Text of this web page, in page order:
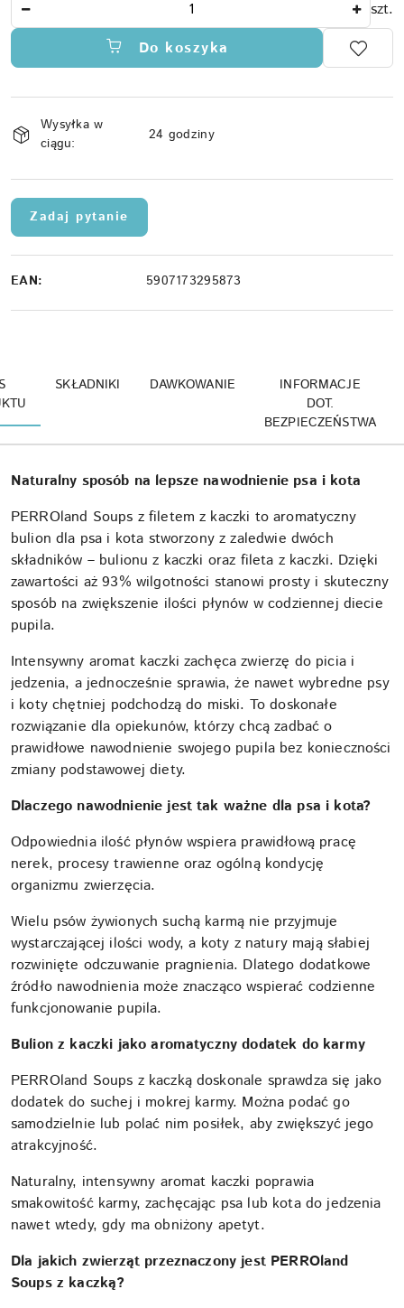
szt.
Do koszyka
i
dostawa
Wysyłka w
ciągu:
24 godziny
Zadaj pytanie
EAN: 5907173295873
SKŁADNIKI DAWKOWANIE
INFORMACJE
DOT.
BEZPIECZEŃSTWA
Naturalny sposób na lepsze nawodnienie psa i kota
PERROland Soups z filetem z kaczki to aromatyczny
bulion dla psa i kota stworzony z zaledwie dwóch
składników – bulionu z kaczki oraz fileta z kaczki. Dzięki
zawartości aż 93% wilgotności stanowi prosty i skuteczny
sposób na zwiększenie ilości płynów w codziennej diecie
pupila.
Intensywny aromat kaczki zachęca zwierzę do picia i
jedzenia, a jednocześnie sprawia, że nawet wybredne psy
i koty chętniej podchodzą do miski. To doskonałe
rozwiązanie dla opiekunów, którzy chcą zadbać o
prawidłowe nawodnienie swojego pupila bez konieczności
zmiany podstawowej diety.
Dlaczego nawodnienie jest tak ważne dla psa i kota?
Odpowiednia ilość płynów wspiera prawidłową pracę
nerek, procesy trawienne oraz ogólną kondycję
organizmu zwierzęcia.
Wielu psów żywionych suchą karmą nie przyjmuje
wystarczającej ilości wody, a koty z natury mają słabiej
rozwinięte odczuwanie pragnienia. Dlatego dodatkowe
źródło nawodnienia może znacząco wspierać codzienne
funkcjonowanie pupila.
Bulion z kaczki jako aromatyczny dodatek do karmy
PERROland Soups z kaczką doskonale sprawdza się jako
dodatek do suchej i mokrej karmy. Można podać go
samodzielnie lub polać nim posiłek, aby zwiększyć jego
atrakcyjność.
Naturalny, intensywny aromat kaczki poprawia
smakowitość karmy, zachęcając psa lub kota do jedzenia
nawet wtedy, gdy ma obniżony apetyt.
Dla jakich zwierząt przeznaczony jest PERROland
Soups z kaczką?